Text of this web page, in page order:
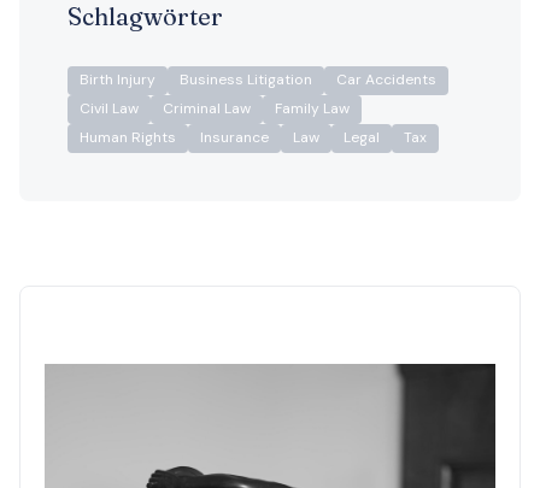
Schlagwörter
Birth Injury Business Litigation
Car Accidents
Civil Law
Criminal Law
Family Law
Human Rights
Insurance Law Legal Tax